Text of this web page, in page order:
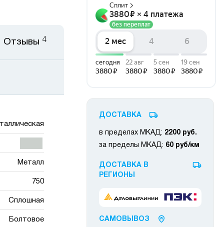
Металл
750
Сплошная
Болтовое
Отзывы 4
ДОСТАВКА
в пределах МКАД: 2200 руб.
за пределы МКАД: 60 руб/км
ДОСТАВКА В
РЕГИОНЫ
САМОВЫВОЗ